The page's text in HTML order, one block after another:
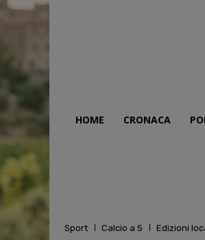
HOME CRONACA
Sport Calcio a 5 Edizioni